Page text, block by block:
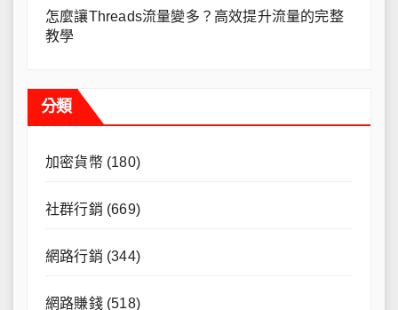
怎麼讓Threads流量變多？高效提升流量的完整
教學
分類
加密貨幣(180)
社群行銷 (669)
網路行銷 (344)
網路賺錢(518)